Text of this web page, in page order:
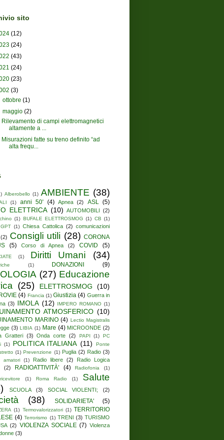
sito
(12)
(24)
(43)
(24)
(23)
(3)
ottobre(1)
maggio(2)
Rilevamento di campi elettromagnetici
altamente a ...
Misurazioni fatte su treno definito “ad
alta frequ...
Alberobello (1) AMBIENTE (38)
(1) anni 50' (4) Apnea (2) ASL (5)
ELETTRICA (10) AUTOMOBILI (2)
(1) BUFALE ELETTROSMOG (1) CB (1)
(1) Chiesa Cattolica (2) comunicazioni
(2) Consigli utili (28) CORONA
(5) Corso di Apnea (2) COVID (5)
(1) Diritti Umani (34)
(1) DONAZIONI (9)
(27) Educazione
(25) ELETTROSMOG (10)
(4) Francia (1) Giustizia (4) Guerra in
(3) IMOLA (12) IMPERO ROMANO (1)
ATMOSFERICO (10)
MARINO (4) Lectio Magistralis
(3) LIBIA (1) Mare (4) MICROONDE (2)
Gratteri
(3) Onda corte (2) PAPI (1)
PC
(1) POLITICA ITALIANA (11)
Ponte
(1) Prevenzione (1) Puglia (2) Radio (3)
amatori (1) Radio libere (2)
Radio Logica
(2) RADIOATTIVITÀ' (4) Radiofonia
(1)
(1) Roma Radio (1)
Salute
SCUOLA (3) SOCIAL VIOLENTI; (2)
(38) SOLIDARIETA' (5)
(1) Termovalorizzatori (1) TERRITORIO
(4) Terrorismo (1) TRENI (3) TURISMO
(2) VIOLENZA SOCIALE (7) Violenza
(3)